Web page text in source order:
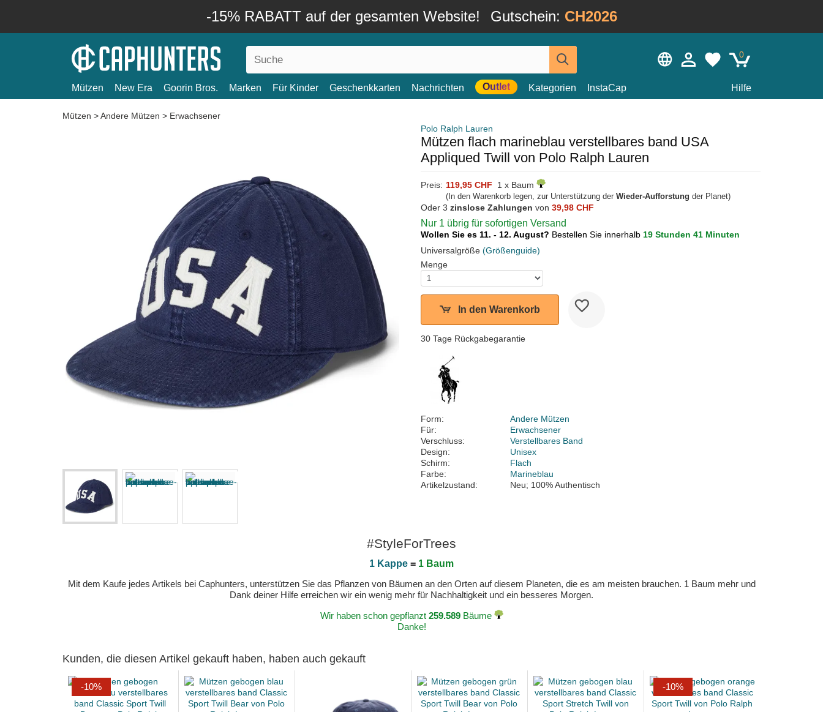
-15% RABATT auf der gesamten Website! Gutschein: CH2026
0
Mützen New Era Goorin Bros. Marken Für Kinder Geschenkkarten Nachrichten Outlet Kategorien InstaCap Hilfe
Mützen >Andere Mützen > Erwachsener
Polo Ralph Lauren
Mützen flach marineblau verstellbares band USA
Appliqued Twill von Polo Ralph Lauren
Preis: 119,95 CHF 1 x Baum
(In den Warenkorb legen, zur Unterstützung der Wieder-Aufforstung der Planet)
Oder 3 zinslose Zahlungen von 39,98 CHF
Nur 1 übrig für sofortigen Versand
Wollen Sie es 11. - 12. August? Bestellen Sie innerhalb 19 Stunden 41 Minuten
Universalgröße (Größenguide)
Menge
In den Warenkorb
30 Tage Rückgabegarantie
Form:
Andere Mützen
Für:
Erwachsener
Verschluss:
Verstellbares Band
Design:
Unisex
Schirm:
Flach
Farbe:
Marineblau
Artikelzustand:
Neu; 100% Authentisch
#StyleForTrees
1 Kappe = 1 Baum
Mit dem Kaufe jedes Artikels bei Caphunters, unterstützen Sie das Pflanzen von Bäumen an den Orten auf diesem Planeten, die es am meisten brauchen. 1 Baum mehr und
Dank deiner Hilfe erreichen wir ein wenig mehr für Nachhaltigkeit und ein besseres Morgen.
Wir haben schon gepflanzt 259.589Bäume
Danke!
Kunden, die diesen Artikel gekauft haben, haben auch gekauft
-10% -10%